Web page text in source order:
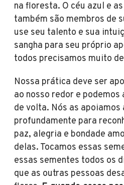
na floresta. O céu azul e
também são membros de
use seu talento e sua
sangha para seu próprio
todos precisamos muito
Nossa prática deve ser
ao nosso redor e
de volta. Nós as apoiamos
profundamente para
paz, alegria e bondade
delas. Tocamos essas
essas sementes todos os
que as outras pessoas